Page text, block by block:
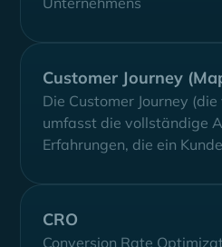
Customer Journey
Die Customer Journey
umfasst die vollständige
Erfahrungen, die ein
CRO
Conversion Rate